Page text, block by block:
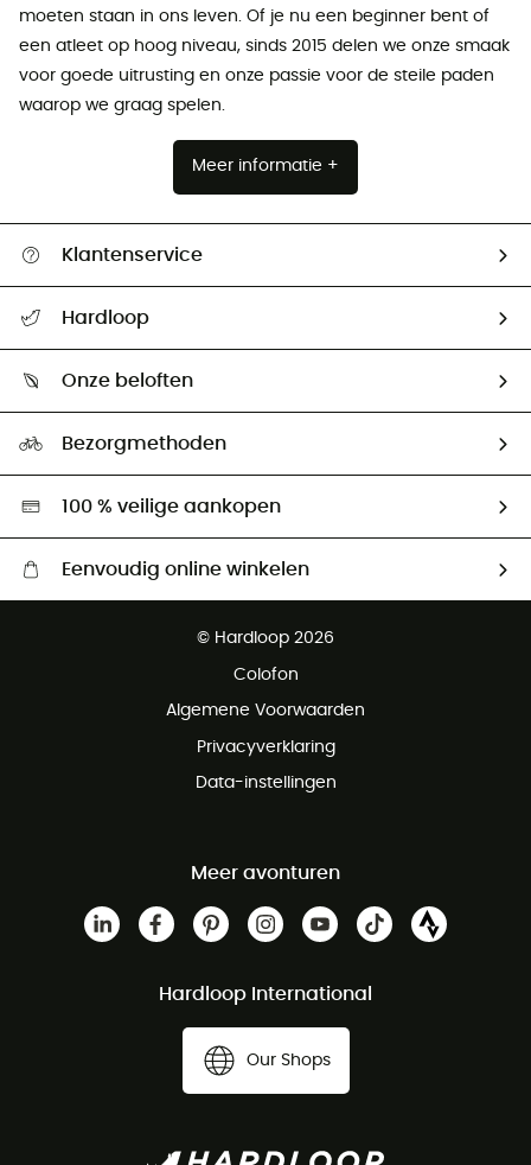
moeten staan ​​in ons leven. Of je nu een beginner bent of
een atleet op hoog niveau, sinds 2015 delen we onze smaak
voor goede uitrusting en onze passie voor de steile paden
waarop we graag spelen.
Meer informatie +
Klantenservice
Mijn zending volgen
Retourzendingen & Terugbetalingen
Hardloop
Ambassadeurs
Onze beloften
Hardgreen
Bezorgmethoden
100 % veilige aankopen
Eenvoudig online winkelen
Gratis retourneren binnen 100 dagen
© Hardloop 2026
Colofon
Algemene Voorwaarden
Privacyverklaring
Data-instellingen
Meer avonturen
Hardloop International
Our Shops